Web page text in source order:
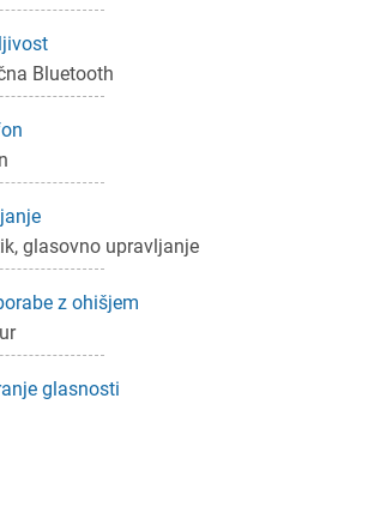
Bluetooth
glasovno upravljanje
z ohišjem
glasnosti